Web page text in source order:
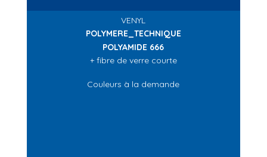
VENYL
POLYMERE_TECHNIQUE
POLYAMIDE 666
+ fibre de verre courte
Couleurs à la demande